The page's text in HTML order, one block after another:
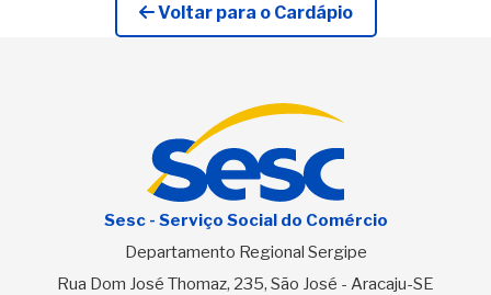
Voltar para o Cardápio
Sesc - Serviço Social do Comércio
Departamento Regional Sergipe
Rua Dom José Thomaz, 235, São José - Aracaju-SE